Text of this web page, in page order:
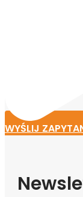
WYŚLIJ